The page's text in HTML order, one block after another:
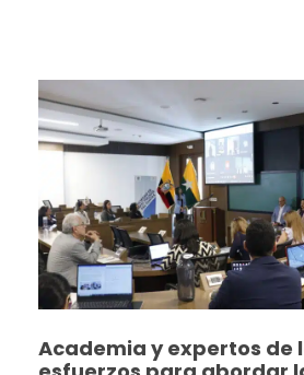
Academia y expertos de